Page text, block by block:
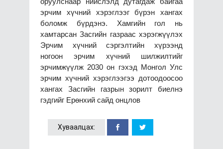
эрчим хүчний хэрэглээг бүрэн хангах
боломж бүрдэнэ. Хамгийн гол нь
хамтарсан Засгийн газраас хэрэгжүүлэх
Эрчим хүчний сэргэлтийн хүрээнд
ногоон эрчим хүчний шилжилтийг
эрчимжүүлж 2030 он гэхэд Монгол Улс
эрчим хүчний хэрэглээгээ дотоодоосоо
хангах Засгийн газрын зорилт биелнэ
гэдгийг Ерөнхий сайд онцлов
Хуваалцах: